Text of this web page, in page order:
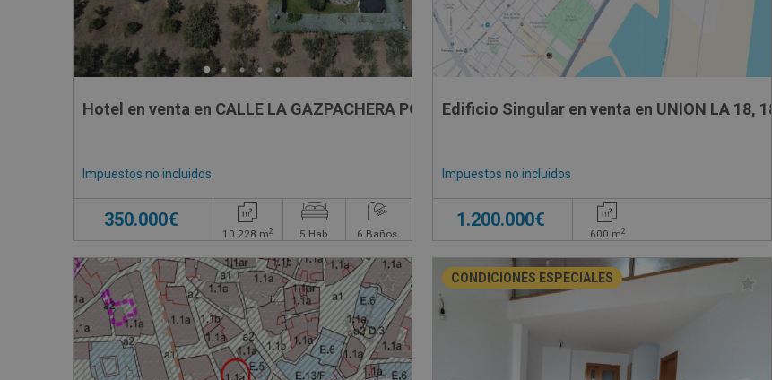
Hotel en venta en CALLE LA GAZPACHERA POLIGONO 11 PARCELA 172, 172
Impuestos no incluidos
350.000€
10.228 m2 5 Hab. 6 Baños
Edificio Singular en venta en UNION LA 18, 18
Impuestos no incluidos
1.200.000€
600 m2
CONDICIONES ESPECIALES